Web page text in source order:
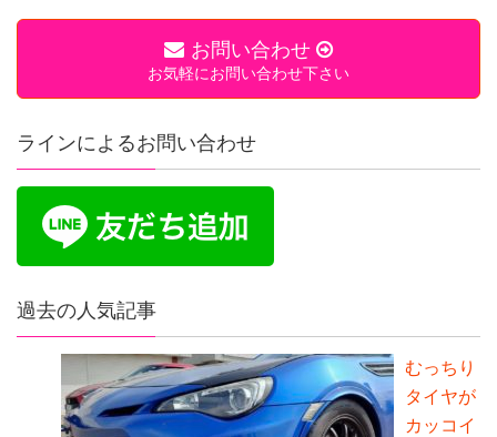
お問い合わせ
お気軽にお問い合わせ下さい
ラインによるお問い合わせ
過去の人気記事
むっちり
タイヤが
カッコイ